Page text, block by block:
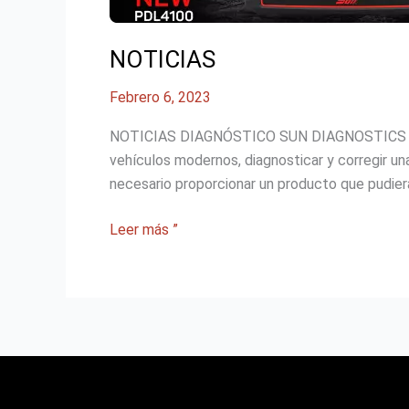
NOTICIAS
Febrero 6, 2023
NOTICIAS DIAGNÓSTICO SUN
vehículos modernos, diagnosticar y corregir
necesario proporcionar un producto que
Leer más ”